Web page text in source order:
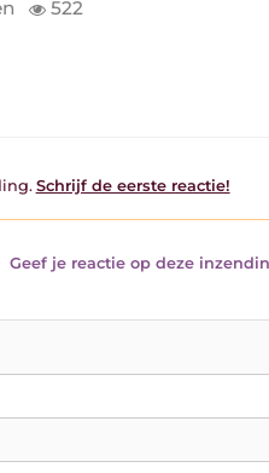
522
Schrijf de eerste reactie!
Geef je reactie op deze